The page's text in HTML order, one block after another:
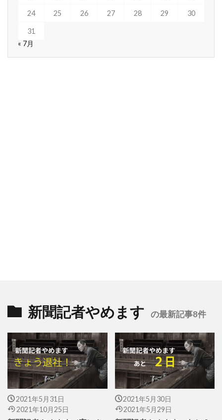
24 25 26 27 28 29 30
31
« 7月
新聞記者やめます の最新記事8件
2021年5月31日
2021年10月25日
2021年5月30日
2021年5月29日